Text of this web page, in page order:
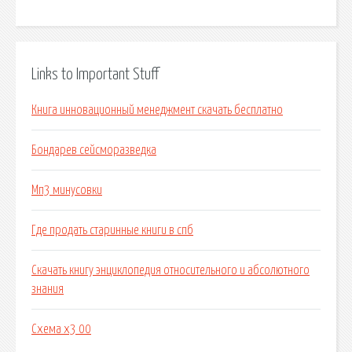
Links to Important Stuff
Книга инновационный менеджмент скачать бесплатно
Бондарев сейсморазведка
Мп3 минусовки
Где продать старинные книги в спб
Скачать книгу энциклопедия относительного и абсолютного
знания
Схема x3 00